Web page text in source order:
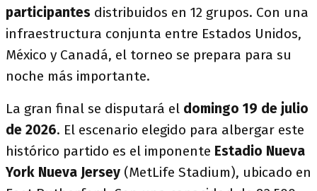
participantes distribuidos en 12 grupos. Con una
infraestructura conjunta entre Estados Unidos,
México y Canadá, el torneo se prepara para su
noche más importante.
La gran final se disputará el domingo 19 de julio
de 2026. El escenario elegido para albergar este
histórico partido es el imponente Estadio Nueva
York Nueva Jersey (MetLife Stadium), ubicado en